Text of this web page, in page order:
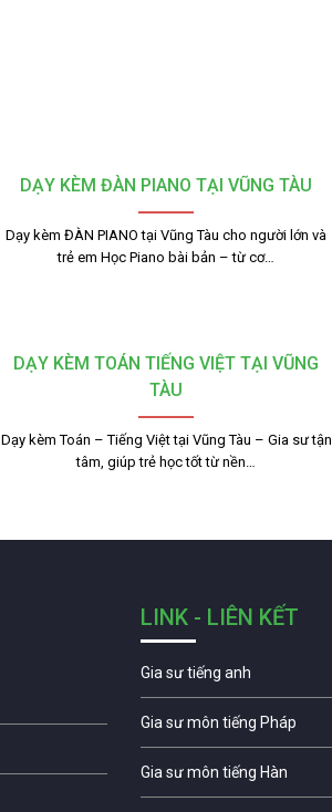
DẠY KÈM ĐÀN PIANO TẠI VŨNG TÀU
Dạy kèm ĐÀN PIANO tại Vũng Tàu cho người lớn và
trẻ em Học Piano bài bản – từ cơ…
DẠY KÈM TOÁN TIẾNG VIỆT TẠI VŨNG
TÀU
Dạy kèm Toán – Tiếng Việt tại Vũng Tàu – Gia sư tận
tâm, giúp trẻ học tốt từ nền…
LINK - LIÊN KẾT
Gia sư tiếng anh
Gia sư môn tiếng Pháp
Gia sư môn tiếng Hàn